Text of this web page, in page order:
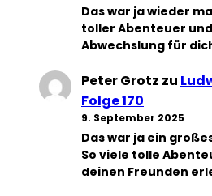
Das war ja wieder
toller Abenteuer
Abwechslung für
Peter Grotz zu
Folge 170
9. September 2025
Das war ja ein
So viele tolle
deinen Freunden